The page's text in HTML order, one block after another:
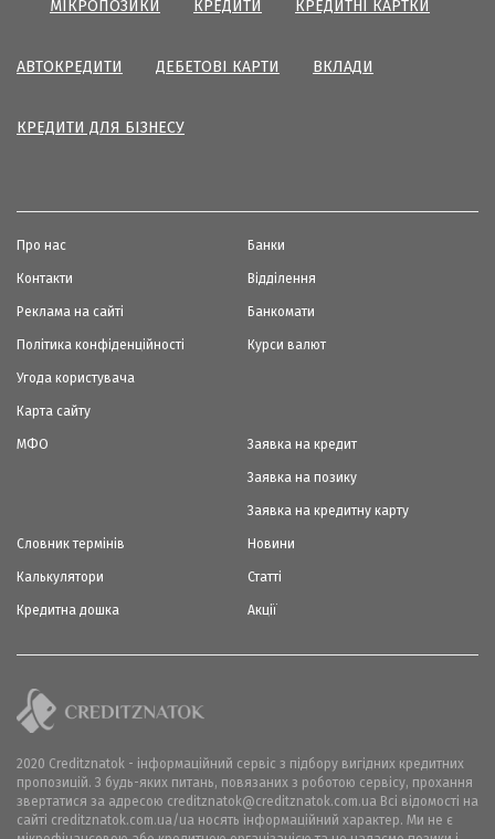
МІКРОПОЗИКИ КРЕДИТИ КРЕДИТНІ КАРТКИ
АВТОКРЕДИТИ ДЕБЕТОВІ КАРТИ ВКЛАДИ
КРЕДИТИ ДЛЯ БІЗНЕСУ
Про нас
Контакти
Реклама на сайті
Політика конфіденційності
Угода користувача
Карта сайту
Банки
Відділення
Банкомати
Курси валют
МФО Заявка на кредит
Заявка на позику
Заявка на кредитну карту
Словник термінів
Калькулятори
Кредитна дошка
Новини
Статті
Акції
2020 Creditznatok - інформаційний сервіс з підбору вигідних кредитних
пропозицій. З будь-яких питань, повязаних з роботою сервісу, прохання
звертатися за адресою creditznatok@creditznatok.com.ua Всі відомості на
сайті creditznatok.com.ua/ua носять інформаційний характер. Ми не є